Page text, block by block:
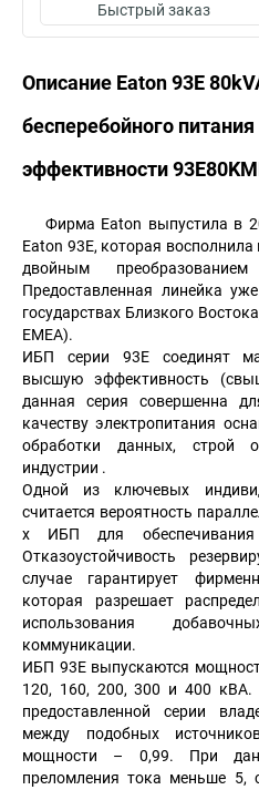
Быстрый заказ
Описание Eaton 93E
бесперебойного
эффективности
Фирма Eaton выпустила в
Eaton 93Е, которая
двойным
Предоставленная линейка
государствах Близкого
ЕМЕА).
ИБП серии 93Е соединят
высшую эффективность
данная серия совершенна
качеству электропитания
обработки данных, строй
индустрии .
Одной из ключевых
считается вероятность
х ИБП для обеспечивания
Отказоустойчивость
случае гарантирует
которая разрешает
использования
коммуникации.
ИБП 93Е выпускаются
120, 160, 200, 300 и 400
предоставленной серии
между подобных
мощности – 0,99. При
преломления тока меньше 5,